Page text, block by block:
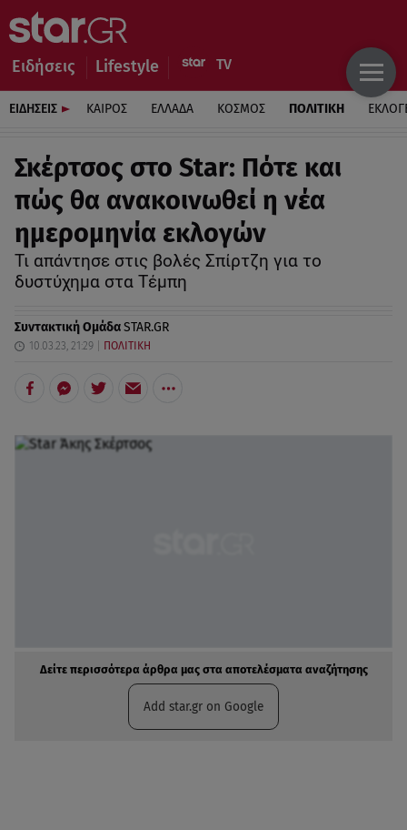
Ειδήσεις Lifestyle
ΕΙΔΗΣΕΙΣ ΚΑΙΡΟΣ ΕΛΛΑΔΑ ΚΟΣΜΟΣ ΠΟΛΙΤΙΚΗ
Σκέρτσος στο Star: Πότε και
πώς θα ανακοινωθεί η νέα
ημερομηνία εκλογών
Τι απάντησε στις βολές Σπίρτζη για το
δυστύχημα στα Τέμπη
Συντακτική ΟμάδαSTAR.GR
10.03.23, 21:29 ΠΟΛΙΤΙΚΗ
Δείτε περισσότερα άρθρα μας στα αποτελέσματα αναζήτησης
Add star.gr on Google